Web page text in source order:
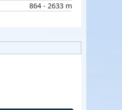
864 - 2633 m